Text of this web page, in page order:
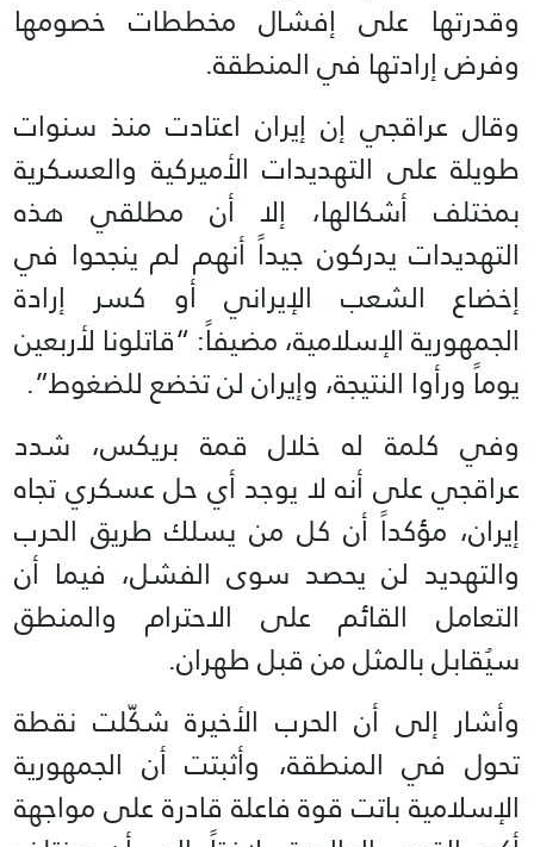
وقدرتها على إفشال مخططات خصومها
وفرض إرادتها في المنطقة.
وقال عراقجي إن إيران اعتادت منذ سنوات
طويلة على التهديدات الأميركية والعسكرية
بمختلف أشكالها، إلا أن مطلقي هذه
التهديدات يدركون جيداً أنهم لم ينجحوا في
إخضاع الشعب الإيراني أو كسر إرادة
الجمهورية الإسلامية، مضيفاً: “قاتلونا لأربعين
يوماً ورأوا النتيجة، وإيران لن تخضع للضغوط”.
وفي كلمة له خلال قمة بريكس، شدد
عراقجي على أنه لا يوجد أي حل عسكري تجاه
إيران، مؤكداً أن كل من يسلك طريق الحرب
والتهديد لن يحصد سوى الفشل، فيما أن
التعامل القائم على الاحترام والمنطق
سيُقابل بالمثل من قبل طهران.
وأشار إلى أن الحرب الأخيرة شكّلت نقطة
تحول في المنطقة، وأثبتت أن الجمهورية
الإسلامية باتت قوة فاعلة قادرة على مواجهة